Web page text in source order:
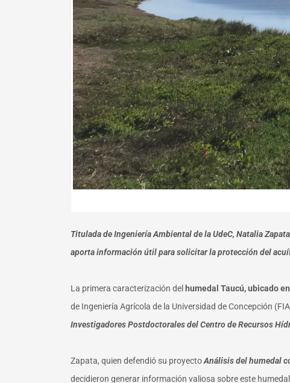
Titulada de Ingeniería Ambiental de la UdeC, Natalia
aporta información útil para solicitar la protección del
La primera caracterización del humedal Taucú, ubicado
de Ingeniería Agrícola de la Universidad de Concepción
Investigadores Postdoctorales del Centro de Recursos
Zapata, quien defendió su proyectoAnálisis del humedal
decidieron generar información valiosa sobre este